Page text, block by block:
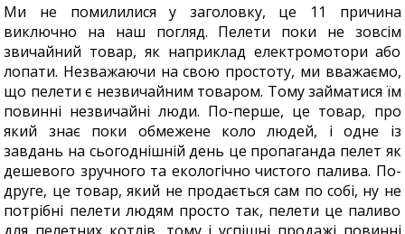
Ми не помилилися у заголовку, це 11 причина
виключно на наш погляд. Пелети поки не зовсім
звичайний товар, як наприклад електромотори або
лопати. Незважаючи на свою простоту, ми вважаємо,
що пелети є незвичайним товаром. Тому займатися їм
повинні незвичайні люди. По-перше, це товар, про
який знає поки обмежене коло людей, і одне із
завдань на сьогоднішній день це пропаганда пелет як
дешевого зручного та екологічно чистого палива. По-
друге, це товар, який не продається сам по собі, ну не
потрібні пелети людям просто так, пелети це паливо